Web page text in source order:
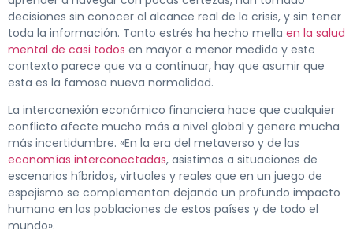
decisiones sin conocer al alcance real de la crisis, y sin tener
toda la información. Tanto estrés ha hecho mella en la salud
mental de casi todos en mayor o menor medida y este
contexto parece que va a continuar, hay que asumir que
esta es la famosa nueva normalidad.
La interconexión económico financiera hace que cualquier
conflicto afecte mucho más a nivel global y genere mucha
más incertidumbre. «En la era del metaverso y de las
economías interconectadas, asistimos a situaciones de
escenarios híbridos, virtuales y reales que en un juego de
espejismo se complementan dejando un profundo impacto
humano en las poblaciones de estos países y de todo el
mundo».